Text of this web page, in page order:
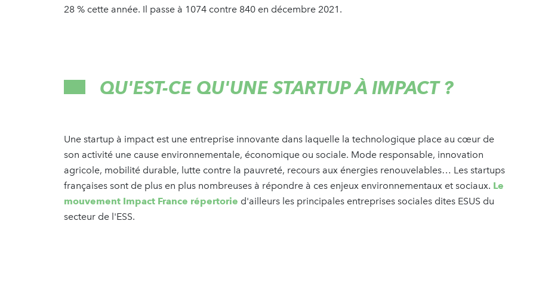
28 % cette année. Il passe à 1074 contre 840 en décembre 2021.
QU'EST-CE QU'UNE STARTUP À IMPACT ?
Une startup à impact est une entreprise innovante dans laquelle la technologique place au cœur de
son activité une cause environnementale, économique ou sociale. Mode responsable, innovation
agricole, mobilité durable, lutte contre la pauvreté, recours aux énergies renouvelables… Les startups
françaises sont de plus en plus nombreuses à répondre à ces enjeux environnementaux et sociaux. Le
mouvement Impact France répertorie d'ailleurs les principales entreprises sociales dites ESUS du
secteur de l'ESS.